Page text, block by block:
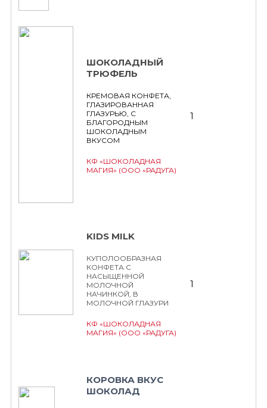
ШОКОЛАДНЫЙ
ТРЮФЕЛЬ
КРЕМОВАЯ КОНФЕТА,
ГЛАЗИРОВАННАЯ
ГЛАЗУРЬЮ, С
БЛАГОРОДНЫМ
ШОКОЛАДНЫМ
ВКУСОМ
КФ «ШОКОЛАДНАЯ
МАГИЯ» (ООО «РАДУГА)
1
KIDS MILK
КУПОЛООБРАЗНАЯ
КОНФЕТА С
НАСЫЩЕННОЙ
МОЛОЧНОЙ
НАЧИНКОЙ, В
МОЛОЧНОЙ ГЛАЗУРИ
КФ «ШОКОЛАДНАЯ
МАГИЯ» (ООО «РАДУГА)
1
КОРОВКА ВКУС
ШОКОЛАД